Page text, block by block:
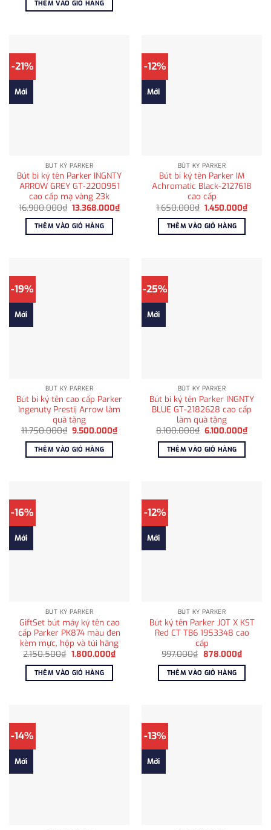
1.850.000₫.
THÊM VÀO GIỎ HÀNG
-21%
Mới
BÚT KÝ PARKER
Bút bi ký tên Parker INGNTY
ARROW GREY GT-2200951
cao cấp mạ vàng 23k
16.900.000₫ Giá
là:
16.900.000₫.
13.368.000₫Giá
hiện
13.368.000₫.
THÊM VÀO GIỎ HÀNG
-12%
Mới
BÚT KÝ PARKER
Bút bi ký tên Parker IM
Achromatic Black-2127618
cao cấp
1.650.000₫ Giá
là:
1.650.000₫.
1.450.000₫Giá
hiện
THÊM VÀO GIỎ HÀNG
-19%
Mới
BÚT KÝ PARKER
Bút bi ký tên cao cấp Parker
Ingenuty Prestij Arrow làm
quà tặng
11.750.000₫ Giá
là:
11.750.000₫.
9.500.000₫Giá
THÊM VÀO GIỎ HÀNG
-25%
Mới
BÚT KÝ PARKER
Bút bi ký tên Parker INGNTY
BLUE GT-2182628 cao cấp
làm quà tặng
8.100.000₫ Giá
là:
8.100.000₫.
6.100.000₫Giá
THÊM VÀO GIỎ HÀNG
-16%
Mới
BÚT KÝ PARKER
GiftSet bút máy ký tên cao
cấp Parker PK874 màu đen
kèm mực, hộp và túi hãng
2.150.500₫ Giá
là:
2.150.500₫.
1.800.000₫Giá
hiện
1.800.000₫.
THÊM VÀO GIỎ HÀNG
-12%
Mới
BÚT KÝ PARKER
Bút ký tên Parker JOT X KST
Red CT TB6 1953348 cao
cấp
997.000₫ Giá
là:
997.000₫.
878.000₫Giá
hiện
tại
THÊM VÀO GIỎ HÀNG
-14%
Mới
-13%
Mới